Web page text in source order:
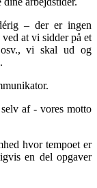
– der er ingen
at vi sidder på et
osv., vi skal ud og
af - vores motto
hvor tempoet er
en del opgaver